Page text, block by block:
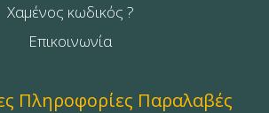
Χαμένος κωδικός ?
Επικοινωνία
Πληροφορίες Παραλαβές